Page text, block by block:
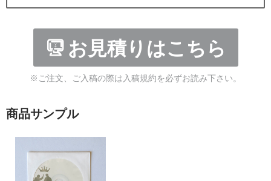
お見積りはこちら
※ご注文、ご入稿の際は入稿規約を必ずお読み下さい。
商品サンプル